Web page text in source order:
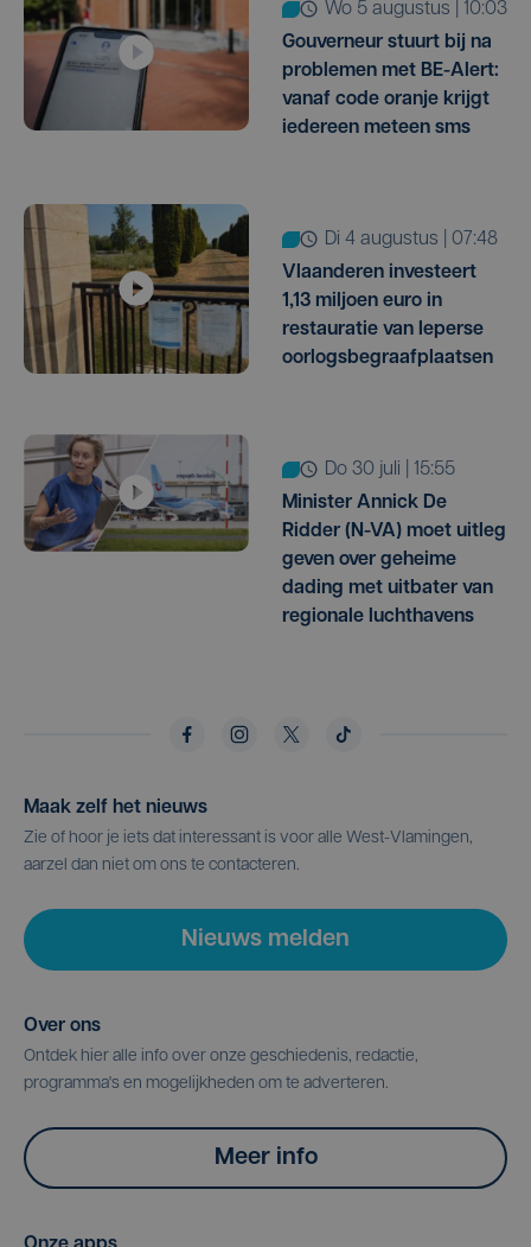
wo 5 augustus | 10:03
Gouverneur stuurt bij na
problemen met BE-Alert:
vanaf code oranje krijgt
iedereen meteen sms
di 4 augustus | 07:48
Vlaanderen investeert
1,13 miljoen euro in
restauratie van Ieperse
oorlogsbegraafplaatsen
do 30 juli | 15:55
Minister Annick De
Ridder (N-VA) moet uitleg
geven over geheime
dading met uitbater van
regionale luchthavens
Maak zelf het nieuws
Zie of hoor je iets dat interessant is voor alle West-Vlamingen,
aarzel dan niet om ons te contacteren.
Nieuws melden
Over ons
Ontdek hier alle info over onze geschiedenis, redactie,
programma's en mogelijkheden om te adverteren.
Meer info